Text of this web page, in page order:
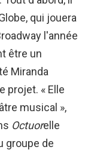
qui jouera
l'année
être un
Miranda
projet. « Elle
musical »,
Octuorelle
groupe de